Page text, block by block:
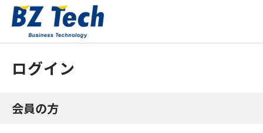
ログイン
会員の方